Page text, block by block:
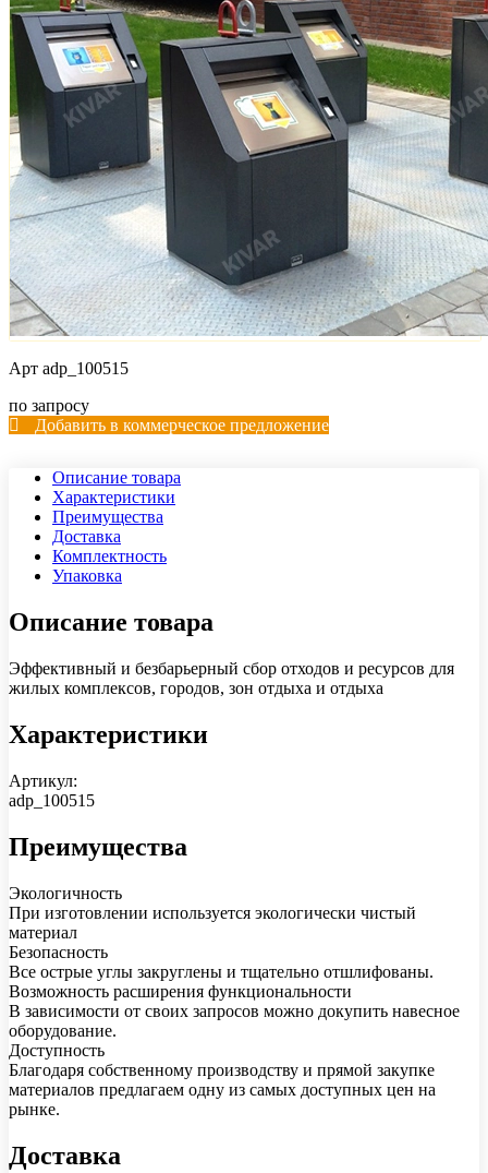
Арт adp_100515
по запросу
Добавить в коммерческое предложение
Описание товара
Характеристики
Преимущества
Доставка
Комплектность
Упаковка
Описание товара
Эффективный и безбарьерный сбор отходов и ресурсов для
жилых комплексов, городов, зон отдыха и отдыха
Характеристики
Артикул:
adp_100515
Преимущества
Экологичность
При изготовлении используется экологически чистый
материал
Безопасность
Все острые углы закруглены и тщательно отшлифованы.
Возможность расширения функциональности
В зависимости от своих запросов можно докупить навесное
оборудование.
Доступность
Благодаря собственному производству и прямой закупке
материалов предлагаем одну из самых доступных цен на
рынке.
Доставка